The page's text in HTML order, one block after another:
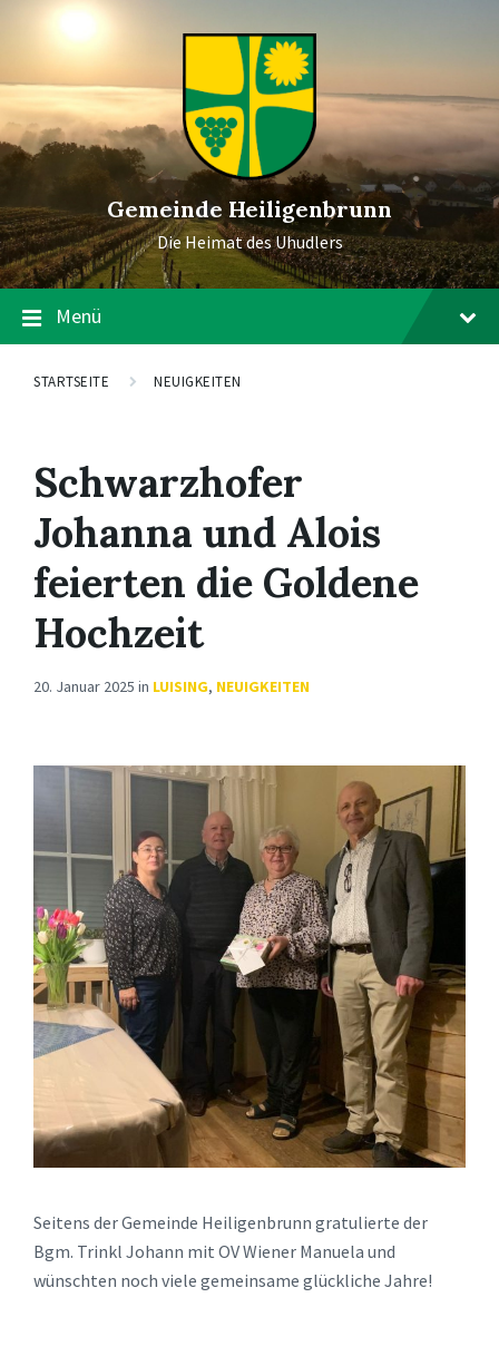
Gemeinde Heiligenbrunn
Die Heimat des Uhudlers
Menü
STARTSEITE NEUIGKEITEN
Schwarzhofer
Johanna und Alois
feierten die Goldene
Hochzeit
20. Januar 2025 in LUISING, NEUIGKEITEN
Seitens der Gemeinde Heiligenbrunn gratulierte der
Bgm. Trinkl Johann mit OV Wiener Manuela und
wünschten noch viele gemeinsame glückliche Jahre!